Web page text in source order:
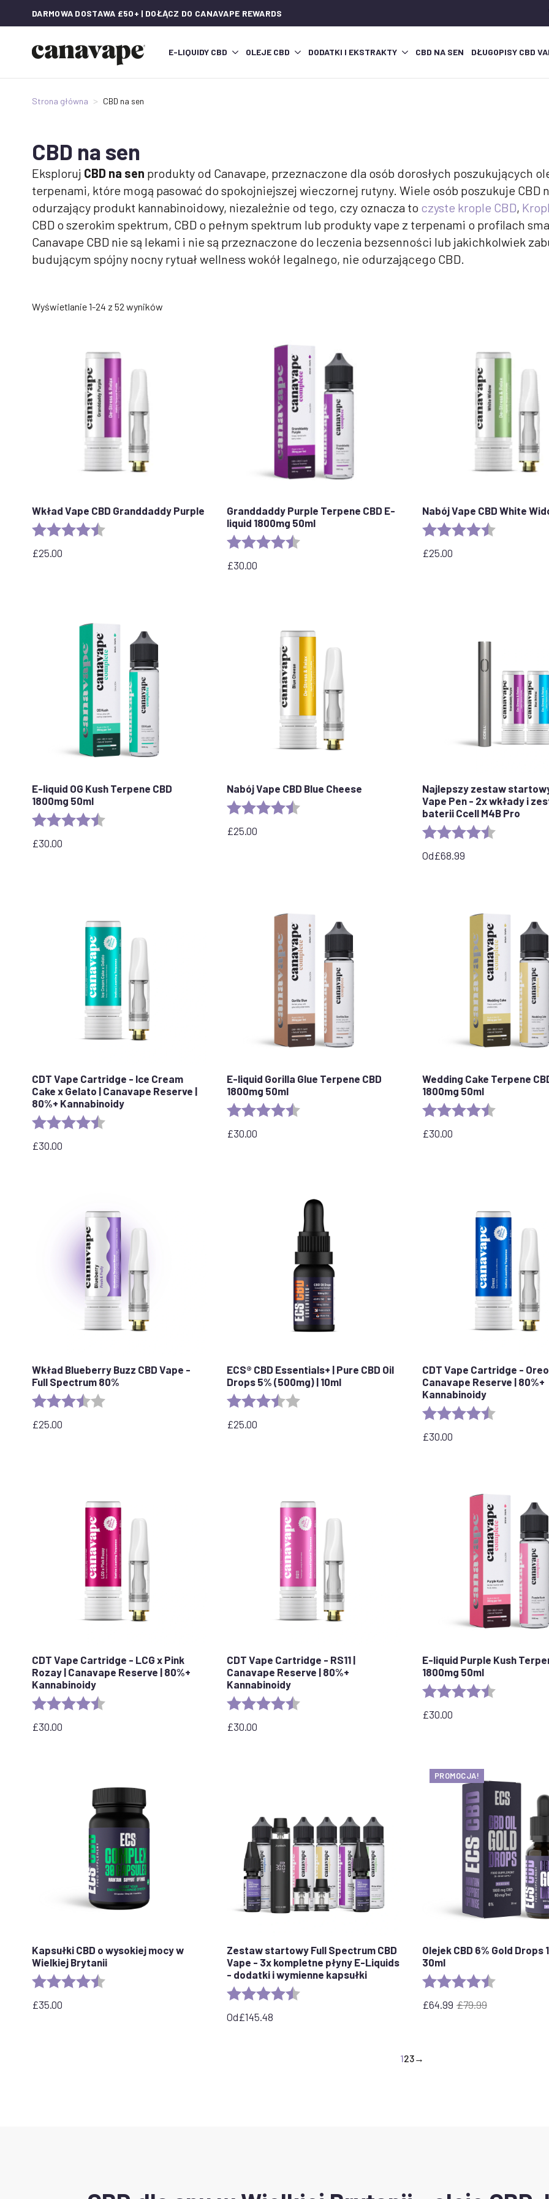
DARMOWA DOSTAWA £50+ | DOŁĄCZ DO CANAVAPE REWARDS
E-LIQUIDY CBD OLEJE CBD DODATKI I EKSTRAKTY CBD NA SEN DŁUGOPISY CBD
Strona główna CBD na sen
CBD na sen
Eksploruj CBD na sen produkty od Canavape, przeznaczone dla osób dorosłych poszukujących
terpenami, które mogą pasować do spokojniejszej wieczornej rutyny. Wiele osób poszukuje CBD
odurzający produkt kannabinoidowy, niezależnie od tego, czy oznacza to czyste krople CBD,
CBD o szerokim spektrum, CBD o pełnym spektrum lub produkty vape z terpenami o profilach
Canavape CBD nie są lekami i nie są przeznaczone do leczenia bezsenności lub jakichkolwiek
budującym spójny nocny rytuał wellness wokół legalnego, nie odurzającego CBD.
Wyświetlanie 1-24 z 52 wyników
Wkład Vape CBD Granddaddy Purple
Ocena:
£25.00
Granddaddy Purple Terpene CBD E-
liquid 1800mg 50ml
Ocena:
£30.00
Nabój Vape CBD White
Ocena: 4.6 out of 5
£25.00
E-liquid OG Kush Terpene CBD
1800mg 50ml
Ocena:
£30.00
Nabój Vape CBD Blue Cheese
Ocena:
£25.00
Najlepszy zestaw
Vape Pen - 2x wkłady i
baterii Ccell M4B Pro
Ocena: 4,7 na 5
Od£68.99
CDT Vape Cartridge - Ice Cream
Cake x Gelato | Canavape Reserve |
80%+ Kannabinoidy
Ocena:
£30.00
E-liquid Gorilla Glue Terpene CBD
1800mg 50ml
Ocena:
£30.00
Wedding Cake Terpene
1800mg 50ml
Ocena: 4,8 na 5
£30.00
Wkład Blueberry Buzz CBD Vape -
Full Spectrum 80%
Ocena:
£25.00
ECS® CBD Essentials+ | Pure CBD Oil
Drops 5% (500mg) | 10ml
Ocena:
£25.00
CDT Vape Cartridge -
Canavape Reserve | 80%+
Kannabinoidy
Ocena: 4.4 out of 5
£30.00
CDT Vape Cartridge - LCG x Pink
Rozay | Canavape Reserve | 80%+
Kannabinoidy
Ocena:
£30.00
CDT Vape Cartridge - RS11 |
Canavape Reserve | 80%+
Kannabinoidy
Ocena:
£30.00
E-liquid Purple Kush
1800mg 50ml
Ocena: 4.6 out of 5
£30.00
Kapsułki CBD o wysokiej mocy w
Wielkiej Brytanii
Ocena:
£35.00
Zestaw startowy Full Spectrum CBD
Vape - 3x kompletne płyny E-Liquids
- dodatki i wymienne kapsułki
Ocena:
Od£145.48
PROMOCJA!
Olejek CBD 6% Gold Drops
30ml
Ocena: 4.4 out of 5
£79.99
Pierwotna
funtów.
£64.99
Aktualna
123→